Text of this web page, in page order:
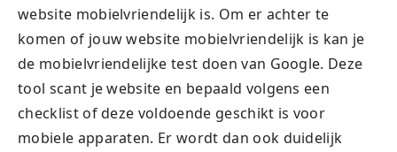
website mobielvriendelijk is. Om er achter te
komen of jouw website mobielvriendelijk is kan je
de mobielvriendelijke test doen van Google. Deze
tool scant je website en bepaald volgens een
checklist of deze voldoende geschikt is voor
mobiele apparaten. Er wordt dan ook duidelijk